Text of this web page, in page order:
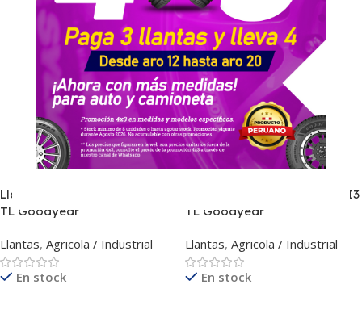
Llanta 12-16.5 10PR IT323 I3
TL Goodyear
Llantas, Agricola / Industrial
En stock
Llanta 12.5/80-18 10PR SGL I3
TL Goodyear
Llantas, Agricola / Industrial
En stock